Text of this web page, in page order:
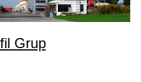
Grup